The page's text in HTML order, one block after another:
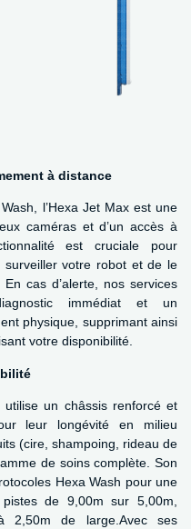
à distance
l’Hexa Jet Max est une
caméras et d’un accès à
est cruciale pour
surveiller votre robot et de le
cas d’alerte, nos services
immédiat et un
physique, supprimant ainsi
votre disponibilité.
utilise un châssis renforcé et
leur longévité en milieu
(cire, shampoing, rideau de
de soins complète. Son
Hexa Wash pour une
de 9,00m sur 5,00m,
2,50m de large.Avec ses